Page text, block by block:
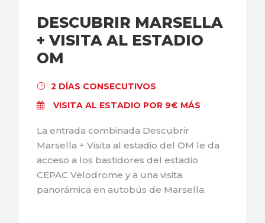
DESCUBRIR MARSELLA
+ VISITA AL ESTADIO
OM
2 DÍAS CONSECUTIVOS
VISITA AL ESTADIO POR 9€ MÁS
La entrada combinada Descubrir
Marsella + Visita al estadio del OM le da
acceso a los bastidores del estadio
CEPAC Velodrome y a una visita
panorámica en autobús de Marsella.